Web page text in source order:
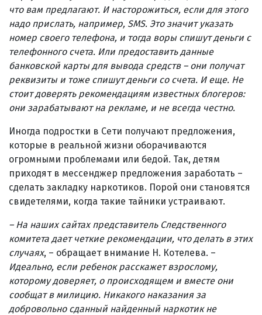
что вам предлагают. И насторожиться, если для этого
надо прислать, например, SMS. Это значит указать
номер своего телефона, и тогда воры спишут деньги с
телефонного счета. Или предоставить данные
банковской карты для вывода средств – они получат
реквизиты и тоже спишут деньги со счета. И еще. Не
стоит доверять рекомендациям известных блогеров:
они зарабатывают на рекламе, и не всегда честно.
Иногда подростки в Сети получают предложения,
которые в реальной жизни оборачиваются
огромными проблемами или бедой. Так, детям
приходят в мессенджер предложения заработать –
сделать закладку наркотиков. Порой они становятся
свидетелями, когда такие тайники устраивают.
– На наших сайтах представитель Следственного
комитета дает четкие рекомендации, что делать в этих
случаях, – обращает внимание Н. Котелева. –
Идеально, если ребенок расскажет взрослому,
которому доверяет, о происходящем и вместе они
сообщат в милицию. Никакого наказания за
добровольно сданный найденный наркотик не